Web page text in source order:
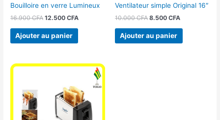
Bouilloire en verre Lumineux
16.900CFA 12.500CFA
Ajouter au panier
Ventilateur simple Original 16″
10.000CFA 8.500 CFA
Ajouter au panier